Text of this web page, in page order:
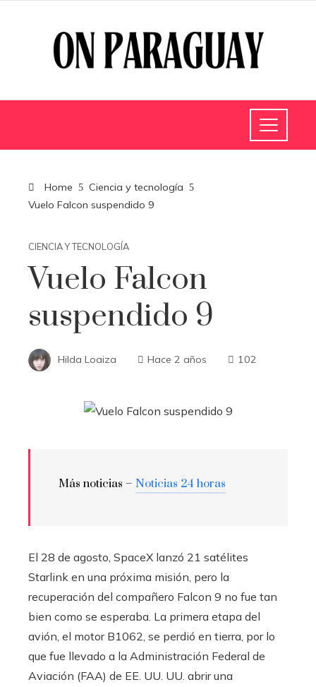
Home
Ciencia y tecnología
Vuelo Falcon suspendido 9
CIENCIA Y TECNOLOGÍA
Vuelo Falcon
suspendido 9
Hilda Loaiza Hace 2 años 102
Más noticias – Noticias 24 horas
El 28 de agosto, SpaceX lanzó 21 satélites
Starlink en una próxima misión, pero la
recuperación del compañero Falcon 9 no fue tan
bien como se esperaba. La primera etapa del
avión, el motor B1062, se perdió en tierra, por lo
que fue llevado a la Administración Federal de
Aviación (FAA) de EE. UU. UU. abrir una